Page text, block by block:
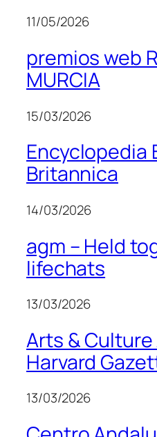
11/05/2026
premios web
MURCIA
15/03/2026
Encyclopedia
Britannica
14/03/2026
agm – Held
lifechats
13/03/2026
Arts &
Harvard
13/03/2026